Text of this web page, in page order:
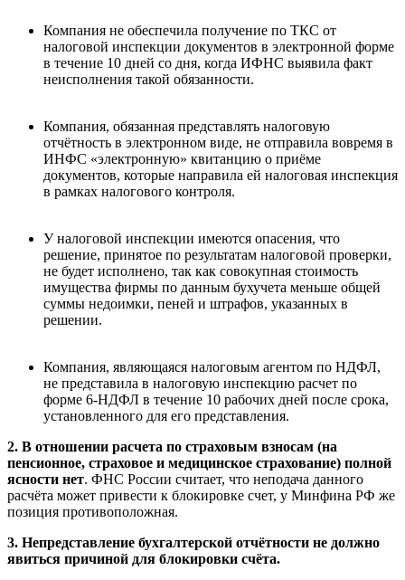
Компания не обеспечила получение по ТКС от
налоговой инспекции документов в электронной форме
в течение 10 дней со дня, когда ИФНС выявила факт
неисполнения такой обязанности.
Компания, обязанная представлять налоговую
отчётность в электронном виде, не отправила вовремя в
ИНФС «электронную» квитанцию о приёме
документов, которые направила ей налоговая инспекция
в рамках налогового контроля.
У налоговой инспекции имеются опасения, что
решение, принятое по результатам налоговой проверки,
не будет исполнено, так как совокупная стоимость
имущества фирмы по данным бухучета меньше общей
суммы недоимки, пеней и штрафов, указанных в
решении.
Компания, являющаяся налоговым агентом по НДФЛ,
не представила в налоговую инспекцию расчет по
форме 6-НДФЛ в течение 10 рабочих дней после срока,
установленного для его представления.
2. В отношении расчета по страховым взносам (на
пенсионное, страховое и медицинское страхование) полной
ясности нет. ФНС России считает, что неподача данного
расчёта может привести к блокировке счет, у Минфина РФ же
позиция противоположная.
3. Непредставление бухгалтерской отчётности не должно
явиться причиной для блокировки счёта.